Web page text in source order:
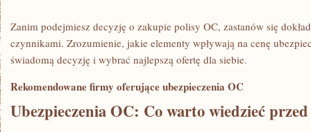
Zanim podejmiesz decyzję o zakupie polisy OC, zastanów się
czynnikami. Zrozumienie, ⁢jakie elementy wpływają ​na cenę
świadomą decyzję ‍i wybrać najlepszą ofertę ‌dla ⁢siebie.
Rekomendowane firmy ⁣oferujące ubezpieczenia‌ OC
Ubezpieczenia OC:‌ Co warto ‌wiedzieć